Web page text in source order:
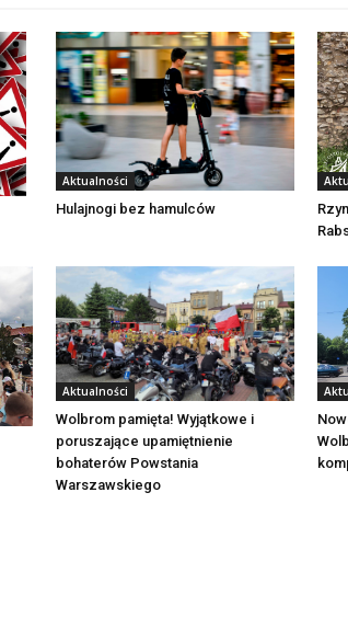
Aktualności
Hulajnogi bez hamulców
Aktualności
Wolbrom pamięta! Wyjątkowe i
poruszające upamiętnienie
bohaterów Powstania
Warszawskiego